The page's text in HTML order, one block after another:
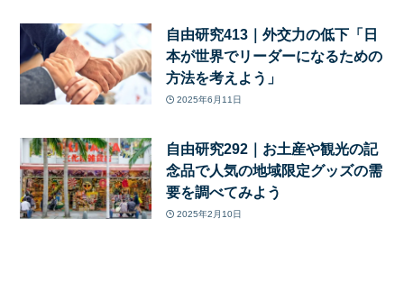
自由研究413｜外交力の低下「日
本が世界でリーダーになるための
方法を考えよう」
2025年6月11日
自由研究292｜お土産や観光の記
念品で人気の地域限定グッズの需
要を調べてみよう
2025年2月10日